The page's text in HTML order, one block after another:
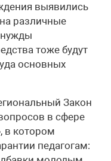
выявились
различные
нужды
тоже будут
основных
Закон
в сфере
в котором
педагогам: